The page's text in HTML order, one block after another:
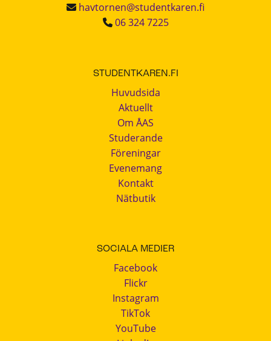
havtornen@studentkaren.fi
06 324 7225
STUDENTKAREN.FI
Huvudsida
Aktuellt
Om ÅAS
Studerande
Föreningar
Evenemang
Kontakt
Nätbutik
SOCIALA MEDIER
Facebook
Flickr
Instagram
TikTok
YouTube